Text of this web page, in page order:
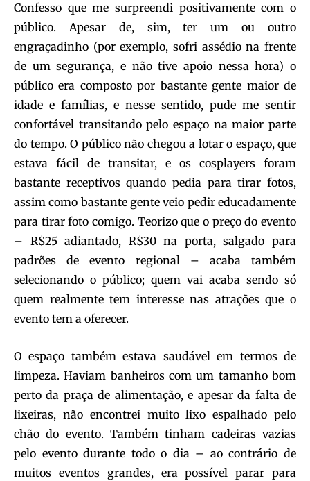
Confesso que me surpreendi positivamente com o
público. Apesar de, sim, ter um ou outro
engraçadinho (por exemplo, sofri assédio na frente
de um segurança, e não tive apoio nessa hora) o
público era composto por bastante gente maior de
idade e famílias, e nesse sentido, pude me sentir
confortável transitando pelo espaço na maior parte
do tempo. O público não chegou a lotar o espaço, que
estava fácil de transitar, e os cosplayers foram
bastante receptivos quando pedia para tirar fotos,
assim como bastante gente veio pedir educadamente
para tirar foto comigo. Teorizo que o preço do evento
– R$25 adiantado, R$30 na porta, salgado para
padrões de evento regional – acaba também
selecionando o público; quem vai acaba sendo só
quem realmente tem interesse nas atrações que o
evento tem a oferecer.
O espaço também estava saudável em termos de
limpeza. Haviam banheiros com um tamanho bom
perto da praça de alimentação, e apesar da falta de
lixeiras, não encontrei muito lixo espalhado pelo
chão do evento. Também tinham cadeiras vazias
pelo evento durante todo o dia – ao contrário de
muitos eventos grandes, era possível parar para